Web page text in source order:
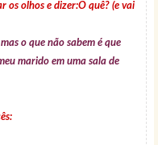
os olhos e dizer:O quê? (e vai
o que não sabem é que
marido em uma sala de